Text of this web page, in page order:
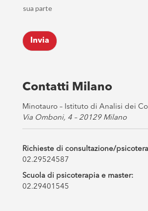
*
e
k
b
o
s
*
sua parte
Invia
Contatti Milano
Minotauro – Istituto di Analisi dei
Via Omboni, 4 – 20129 Milano
Richieste di consultazione/
02.29524587
Scuola di psicoterapia e master:
02.29401545